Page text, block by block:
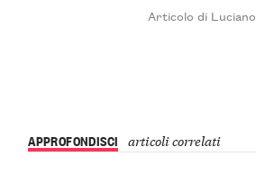
Articolo di Luciano
APPROFONDISCI articoli correlati